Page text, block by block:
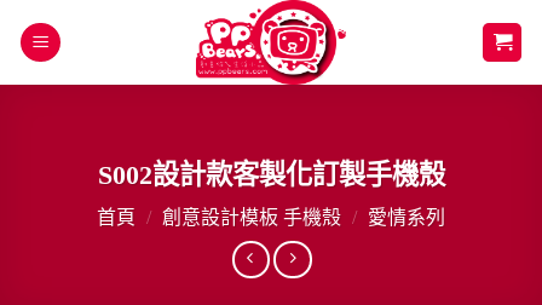
S002設計款客製化訂製手機殼
首頁 / 創意設計模板 手機殼 / 愛情系列